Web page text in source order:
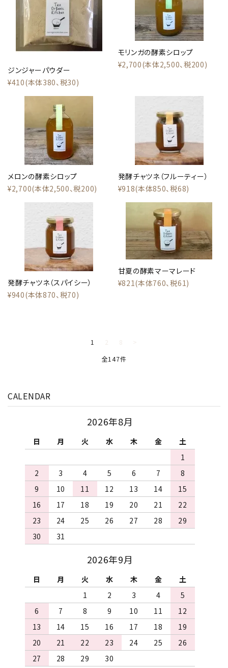
ジンジャーパウダー
¥410(本体380、税30)
モリンガの酵素シロップ
¥2,700(本体2,500、税200)
メロンの酵素シロップ
¥2,700(本体2,500、税200)
発酵チャツネ（フルーティー）
¥918(本体850、税68)
発酵チャツネ（スパイシー）
¥940(本体870、税70)
甘夏の酵素マーマレード
¥821(本体760、税61)
1 8
全147件
カテゴリー
CALENDAR
2026年8月
日 月 火 水 木 金
土
1
2
3 4 5 6 7
8
9
10 11 12 13 14
15
16
17 18 19 20 21
22
23
24 25 26 27 28
29
30
31
2026年9月
日 月 火 水 木 金
土
1
2 3 4
5
6
7 8 9 10 11
12
13
14 15 16 17 18
19
20
21 22 23 24 25
26
27
28 29 30